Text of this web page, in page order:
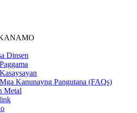
Dinsen
Paggama
Kasaysayan
Mga Kanunayng Pangutana (FAQs)
Metal